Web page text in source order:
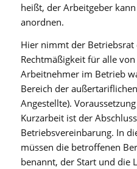
heißt, der Arbeitgeber
anordnen.
Hier nimmt der Betriebsrat
Rechtmäßigkeit für alle
Arbeitnehmer im Betrieb
Bereich der
Angestellte).
Kurzarbeit ist der
Betriebsvereinbarung. In
müssen die betroffenen
benannt, der Start und die